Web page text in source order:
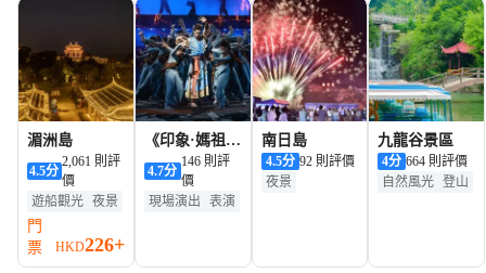
湄洲島
4.5分
2,061 則評
價
遊船觀光 夜景
門
票
HKD226+
《印象·媽祖》
演出
4.7分
146 則評
價
現場演出
表演
南日島
4.5分 92 則評價
夜景
九龍谷景區
4分 664 則評價
自然風光 登山